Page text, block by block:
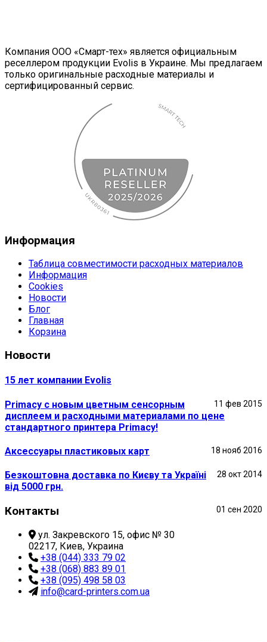
Компания ООО «Смарт-тех» является официальным
реселлером продукции Evolis в Украине. Мы предлагаем
только оригинальные расходные материалы и
сертифицированный сервис.
Информация
Таблица совместимости расходных материалов
Информация
Cookies
Новости
Блог
Главная
Корзина
Новости
15 лет компании Evolis
11 фев 2015
Primacy с новым цветным сенсорным
дисплеем и расходными материалами по цене
стандартного принтера Primacy!
18 нояб 2016
Аксессуары пластиковых карт
28 окт 2014
Безкоштовна доставка по Києву та Україні
від 5000 грн.
01 сен 2020
Контакты
ул. Закревского 15, офис № 30
02217, Киев, Украина
+38 (044) 333 79 02
+38 (068) 883 89 01
+38 (095) 498 58 03
info@card-printers.com.ua